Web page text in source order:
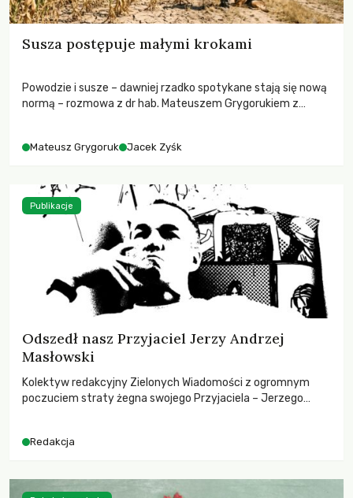
Susza postępuje małymi krokami
Powodzie i susze – dawniej rzadko spotykane stają się nową
normą – rozmowa z dr hab. Mateuszem Grygorukiem z
Mateusz Grygoruk Jacek Zyśk
Odszedł nasz Przyjaciel Jerzy Andrzej
Masłowski
Kolektyw redakcyjny Zielonych Wiadomości z ogromnym
poczuciem straty żegna swojego Przyjaciela – Jerzego
Redakcja
Publikacje